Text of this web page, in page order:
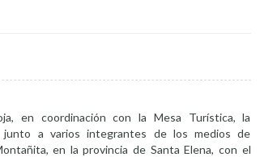
en coordinación con la Mesa Turística, la
junto a varios integrantes de los medios de
en la provincia de Santa Elena, con el